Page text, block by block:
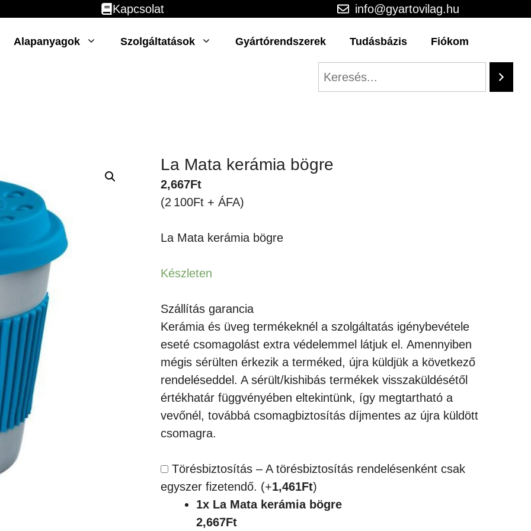
Kapcsolat info@gyartovilag.hu
Alapanyagok Szolgáltatások Gyártórendszerek Tudásbázis Fiókom
La Mata kerámia bögre
2,667Ft
(2 100Ft + ÁFA)
La Mata kerámia bögre
Készleten
Szállítás garancia
Kerámia és üveg termékeknél a szolgáltatás igénybevétele
eseté csomagolást extra védelemmel látjuk el. Amennyiben
mégis sérülten érkezik a terméked, újra küldjük a következő
rendeléseddel. A sérült/kishibás termékek visszaküldésétől
értékhatár függvényében eltekintünk, így megtartható a
vevőnél, továbbá csomagbiztosítás díjmentes az újra küldött
csomagra.
Törésbiztosítás – A törésbiztosítás rendelésenként csak
egyszer fizetendő. (+1,461Ft)
1x La Mata kerámia bögre
2,667Ft